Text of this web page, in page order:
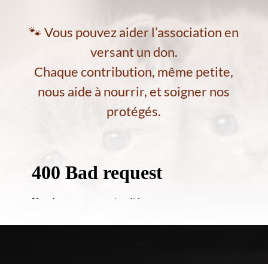
🐾 Vous pouvez aider l’association en
versant un don.
Chaque contribution, même petite,
nous aide à nourrir, et soigner nos
protégés.